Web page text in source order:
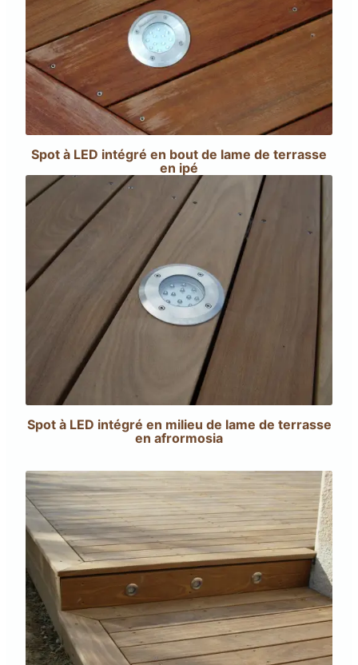
Spot à LED intégré en bout de lame de terrasse
en ipé
Spot à LED intégré en milieu de lame de terrasse
en afrormosia